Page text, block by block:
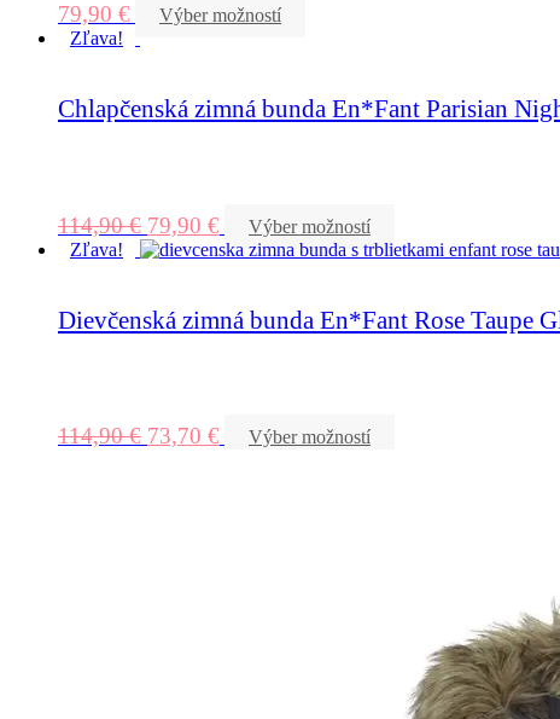
79,90 €
Výber možností
Zľava!
Chlapčenská zimná bunda En*Fant Parisian
114,90€ 79,90 €
Výber možností
Zľava!
Dievčenská zimná bunda En*Fant Rose Taupe
114,90€ 73,70 € Výber možností